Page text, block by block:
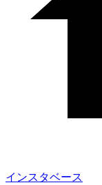
インスタベース